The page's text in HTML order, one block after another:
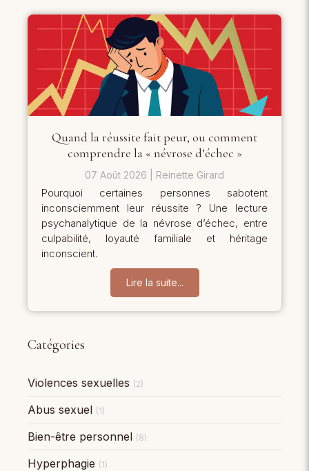
Quand la réussite fait peur, ou comment
comprendre la « névrose d’échec »
07 Août 2026 Reinette Girard
Pourquoi certaines personnes sabotent
inconsciemment leur réussite ? Une lecture
psychanalytique de la névrose d’échec, entre
culpabilité, loyauté familiale et héritage
inconscient.
Lire la suite...
Catégories
Violences sexuelles (2)
Abus sexuel (1)
Bien-être personnel (8)
Hyperphagie (1)